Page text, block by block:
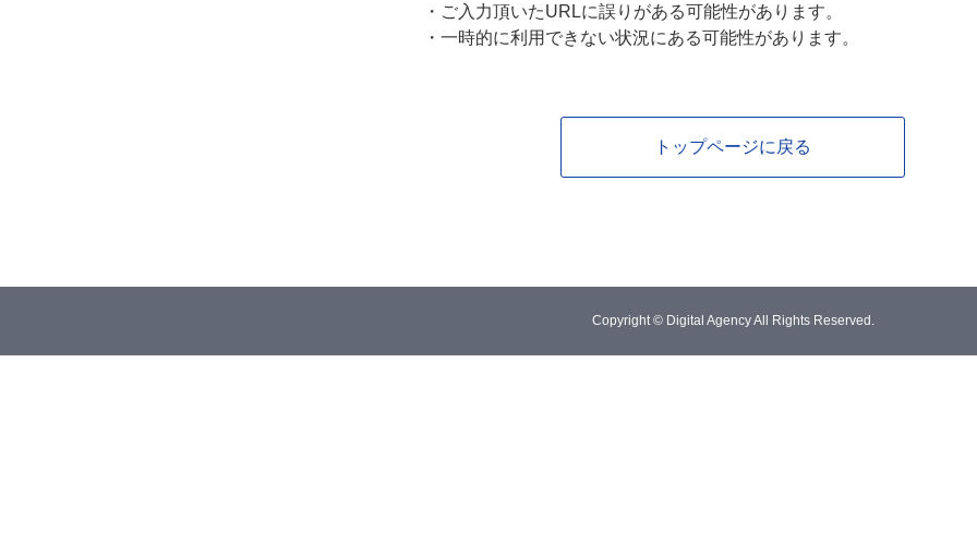
・ ご入力頂いたURLに誤りがある可能性があります。
・ 一時的に利用できない状況にある可能性があります。
トップページに戻る
Copyright © Digital Agency All Rights Reserved.